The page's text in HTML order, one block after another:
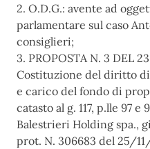
2. O.D.G.: avente ad
parlamentare sul caso
consiglieri;
3. PROPOSTA N. 3 DEL
Costituzione del diritto
e carico del fondo di
catasto al g. 117, p.lle 97
Balestrieri Holding spa.,
prot. N. 306683 del 25/